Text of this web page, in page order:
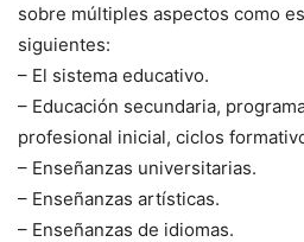
sobre múltiples aspectos como
siguientes:
– El sistema educativo.
– Educación secundaria,
profesional inicial, ciclos
– Enseñanzas universitarias.
– Enseñanzas artísticas.
– Enseñanzas de idiomas.